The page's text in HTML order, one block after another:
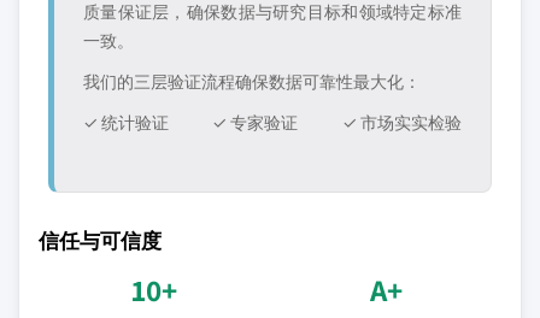
质量保证层，确保数据与研究目标和领域特定标准
一致。
我们的三层验证流程确保数据可靠性最大化：
✓ 统计验证
✓ 专家验证 ✓ 市场实实检验
信任与可信度
10+ A+